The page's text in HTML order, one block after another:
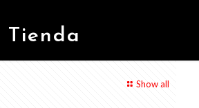
Tienda
Show all